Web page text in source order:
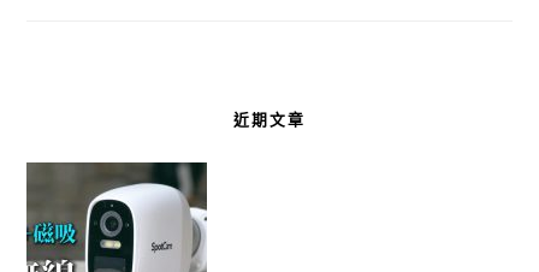
近期文章